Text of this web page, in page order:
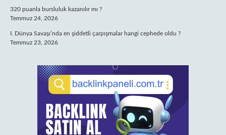
320 puanla bursluluk kazanılır mı ?
Temmuz 24, 2026
I. Dünya Savaşı’nda en şiddetli çarpışmalar hangi cephede oldu ?
Temmuz 23, 2026